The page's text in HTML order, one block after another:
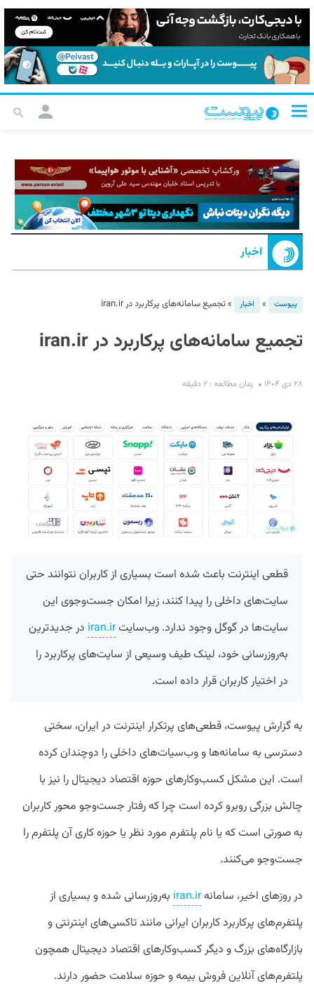
اخبار
پیوست » اخبار »تجمیع سامانه‌های پرکاربرد در iran.ir
تجمیع سامانه‌های پرکاربرد در iran.ir
۲۸ دی ۱۴۰۴ زمان مطالعه : ۲ دقیقه
قطعی اینترنت باعث شده است بسیاری از کاربران نتوانند حتی
سایت‌های داخلی را پیدا کنند، زیرا امکان جست‌وجوی این
سایت‌ها در گوگل وجود ندارد. وب‌سایتiran.ir در جدیدترین
به‌روزرسانی خود، لینک طیف وسیعی از سایت‌های پرکاربرد را
در اختیار کاربران قرار داده است.
به گزارش پیوست،‌ قطعی‌های پرتکرار اینترنت در ایران، سختی
دسترسی به سامانه‌ها و وب‌سیات‌های داخلی را دوچندان کرده
است. این مشکل کسب‌وکارهای حوزه اقتصاد دیجیتال را نیز با
چالش بزرگی روبرو کرده است چرا که رفتار جست‌وجو محور کاربران
به صورتی است که یا نام پلتفرم مورد نظر یا حوزه کاری آن پلتفرم را
جست‌وجو می‌کنند.
در روزهای اخیر، سامانه‌iran.ir به‌روزرسانی شده و بسیاری از
پلتفرم‌های پرکاربرد کاربران ایرانی مانند تاکسی‌های اینترنتی و
بازارگاه‌های بزرگ و دیگر کسب‌وکارهای اقتصاد دیجیتال همچون
پلتفرم‌های آنلاین فروش بیمه و حوزه سلامت حضور دارند.